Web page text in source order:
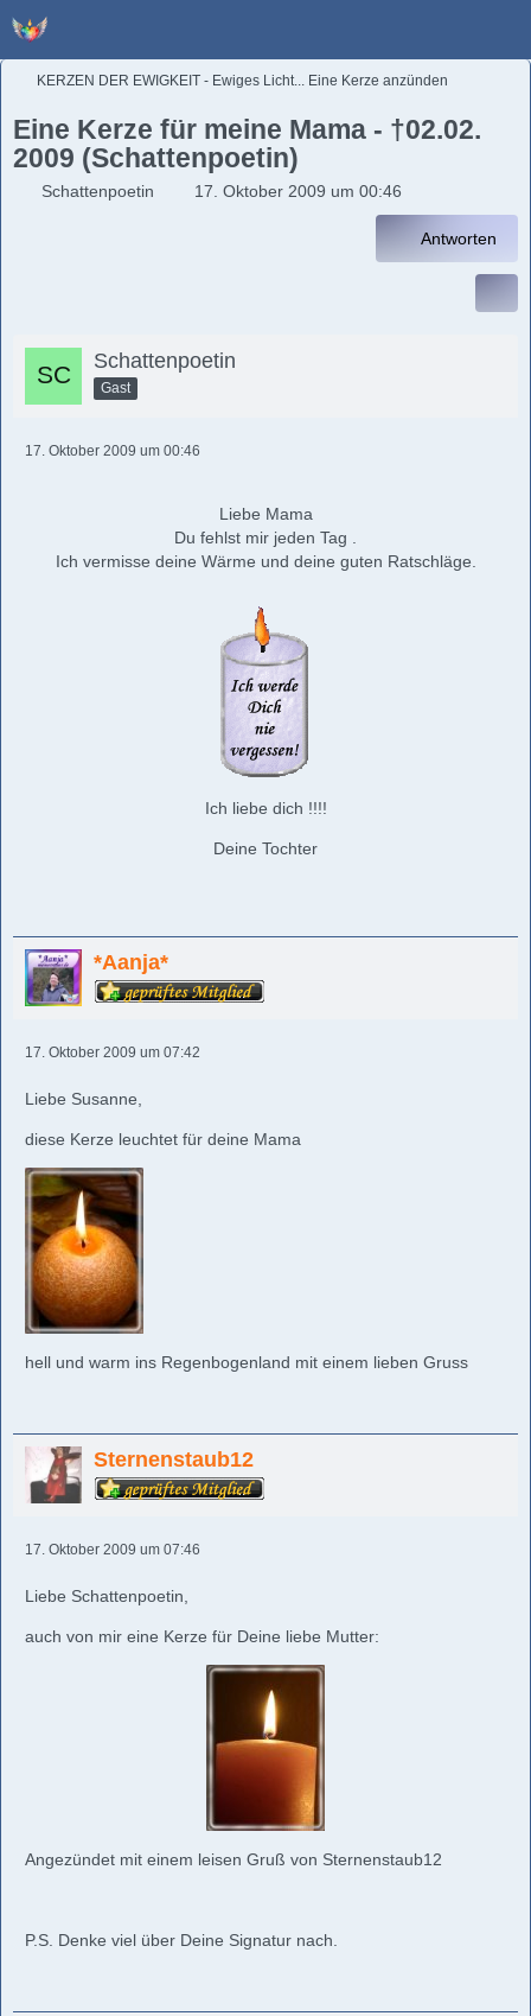
KERZEN DER EWIGKEIT - Ewiges Licht... Eine Kerze anzünden
Eine Kerze für meine Mama - †02.02.
2009 (Schattenpoetin)
Schattenpoetin 17. Oktober 2009 um 00:46
Antworten
Schattenpoetin
Gast
17. Oktober 2009 um 00:46
Liebe Mama
Du fehlst mir jeden Tag .
Ich vermisse deine Wärme und deine guten Ratschläge.
Ich liebe dich !!!!
Deine Tochter
*Aanja*
17. Oktober 2009 um 07:42
Liebe Susanne,
diese Kerze leuchtet für deine Mama
hell und warm ins Regenbogenland mit einem lieben Gruss
Sternenstaub12
17. Oktober 2009 um 07:46
Liebe Schattenpoetin,
auch von mir eine Kerze für Deine liebe Mutter:
Angezündet mit einem leisen Gruß von Sternenstaub12
P.S. Denke viel über Deine Signatur nach.